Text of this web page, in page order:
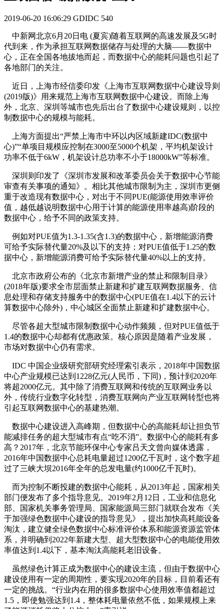
2019-06-20 16:06:29 GDIDC 540
中新网北京6月20日电 (夏宾)随着互联网的高速发展及5G时
代到来，作为承担互联网数据储存与处理的大脑——数据中
心，正在全国各地拔地而起，而数据中心的能耗问题也引起了
各地部门的关注。
近日，上海市经信委印发《上海市互联网数据中心建设导则
(2019版)》用来规范上海市互联网数据中心建设。而除上海
外，北京、深圳等城市也先后出台了数据中心建设规则，以控
制数据中心的规模与能耗。
上海方面提出“严禁上海市中环以内区域新建IDC(数据中
心)”“单项目规模应控制在3000至5000个机架，平均机架设计
功率不低于6kW，机架设计总功率不小于18000kW”等标准。
深圳则印发了《深圳市发展和改革委员会关于数据中心节能
审查有关事项的通知》。相比其他城市限制为主，深圳市更侧
重于改造现有数据中心，对出于不同PUE(能源使用效率评价
值，越低越说明数据中心用于计算的能源使用率越高)阶段的
数据中心，给予不同的政策支持。
例如对PUE值为1.3-1.35(含1.3)的数据中心，新增能源消费
可给予实际替代量20%及以下的支持；对PUE值低于1.25的数
据中心，新增能源消费可给予实际替代量40%以上的支持。
北京市政府公布的《北京市新增产业的禁止和限制目录》
(2018年版)要求全市层面禁止新建和扩建互联网数据服务、信
息处理和存储支持服务中的数据中心(PUE值在1.4以下的云计
算数据中心除外)，中心城区全面禁止新建和扩建数据中心。
尽管各超大型城市限制数据中心动作频频，但对PUE值低于
1.4的数据中心却都有优惠政策。核心原因是随着产业发展，
市场对数据中心仍有需求。
IDC 中国企业级研究部研究经理索引表示，2018年中国数据
中心产业规模已达到1228亿元(人民币，下同)，预计到2020年
将超2000亿元。其中除了消费互联网和传统的互联网业务以
外，传统行业数字化转型，消费互联网向产业互联网转型也将
引起互联网数据中心的基建热潮。
数据中心建设进入高峰期，但数据中心的高能耗却让担负节
能减排任务的超大型城市有点“吃不消”。数据中心的能耗有多
高？2017年，北京节能环保中心专家吕天文曾向媒体透露，
2016年中国数据中心总耗电量超过1200亿千瓦时，这个数字超
过了三峡大坝2016年全年的总发电量(约1000亿千瓦时)。
而为控制不断投建的数据中心能耗，从2013年起，国家相关
部门便发布了多个指导意见。2019年2月12日，工业和信息化
部、国家机关事务管理局、国家能源局三部门就联合发布《关
于加强绿色数据中心建设的指导意见》，提出加快高耗能设备
淘汰，建立健全绿色数据中心标准评价体系和能源资源监管体
系，并明确到2022年新建大型、超大型数据中心的电能使用效
率值达到1.4以下，基本淘汰高能耗老旧设备。
虽然绿色计算正成为数据中心的建设主流，但由于数据中心
建设使用有一定的周期性，要实现2020年的目标，目前看还有
一定的挑战。“行业内在用的很多数据中心使用效率值都超过
1.5，即使勉强达到1.4，整体耗电量依然不低，如果规模上来